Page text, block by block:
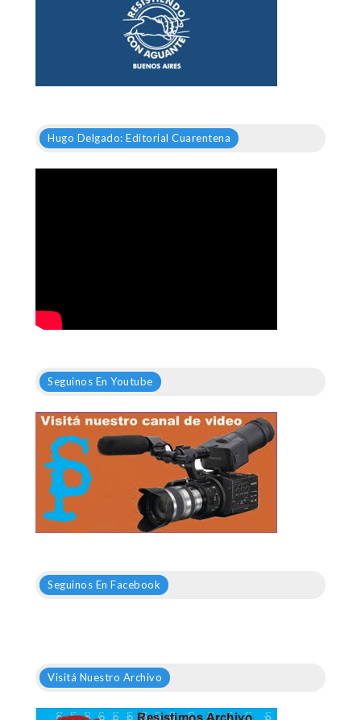
Hugo Delgado: Editorial Cuarentena
Seguinos En Youtube
Seguinos En Facebook
Visitá Nuestro Archivo